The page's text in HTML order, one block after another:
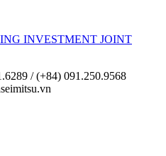
/ (+84) 091.250.9568